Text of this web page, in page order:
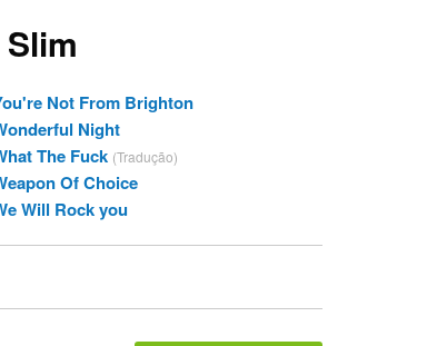
Not From Brighton
Night
The Fuck (Tradução)
Of Choice
Will Rock you